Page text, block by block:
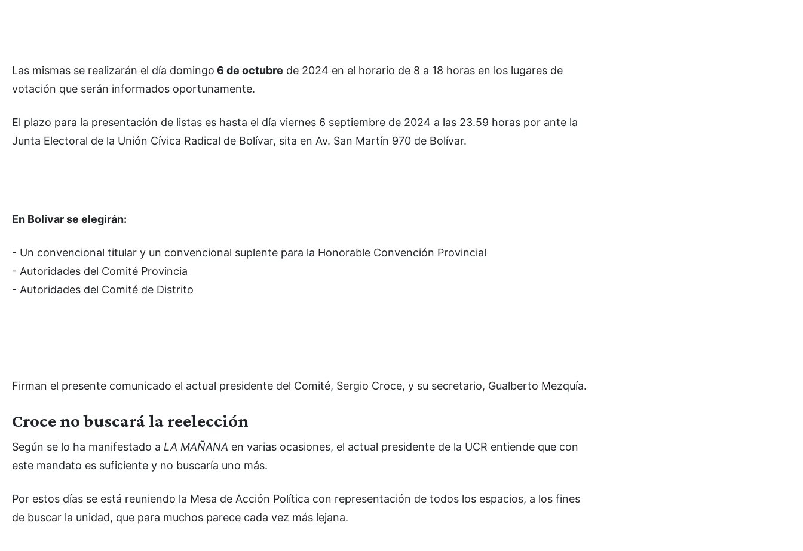
Las mismas se realizarán el día domingo 6 de octubre de 2024 en el horario de 8 a 18 horas en los lugares de
votación que serán informados oportunamente.
El plazo para la presentación de listas es hasta el día viernes 6 septiembre de 2024 a las 23.59 horas por ante la
Junta Electoral de la Unión Cívica Radical de Bolívar, sita en Av. San Martín 970 de Bolívar.
En Bolívar se elegirán:
- Un convencional titular y un convencional suplente para la Honorable Convención Provincial
- Autoridades del Comité Provincia
- Autoridades del Comité de Distrito
Firman el presente comunicado el actual presidente del Comité, Sergio Croce, y su secretario, Gualberto Mezquía.
Croce no buscará la reelección
Según se lo ha manifestado a LA MAÑANA en varias ocasiones, el actual presidente de la UCR entiende que con
este mandato es suficiente y no buscaría uno más.
Por estos días se está reuniendo la Mesa de Acción Política con representación de todos los espacios, a los fines
de buscar la unidad, que para muchos parece cada vez más lejana.